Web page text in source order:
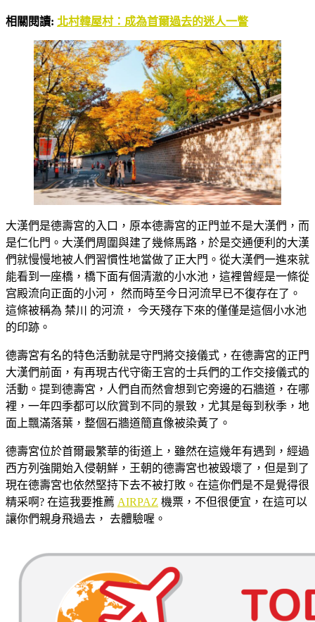
相關閱讀: 北村韓屋村：成為首爾過去的迷人一瞥
大漢們是德壽宮的入口，原本德壽宮的正門並不是大漢們，而
是仁化門。大漢們周圍與建了幾條馬路，於是交通便利的大漢
們就慢慢地被人們習慣性地當做了正大門。從大漢們一進來就
能看到一座橋，橋下面有個清澈的小水池，這裡曾經是一條從
宫殿流向正面的小河， 然而時至今日河流早已不復存在了。
這條被稱為 禁川 的河流， 今天殘存下來的僅僅是這個小水池
的印跡。
德壽宮有名的特色活動就是守門將交接儀式，在德壽宮的正門
大漢們前面，有再現古代守衛王宫的士兵們的工作交接儀式的
活動。提到德壽宮，人們自而然會想到它旁邊的石牆道，在哪
裡，一年四季都可以欣賞到不同的景致，尤其是每到秋季，地
面上飄滿落葉，整個石牆道簡直像被染黃了。
德壽宮位於首爾最繁華的街道上，雖然在這幾年有遇到，經過
西方列強開始入侵朝鮮，王朝的德壽宮也被毀壞了，但是到了
現在德壽宮也依然堅持下去不被打敗。在這你們是不是覺得很
精采啊? 在這我要推薦 AIRPAZ 機票，不但很便宜，在這可以
讓你們親身飛過去， 去體驗喔。